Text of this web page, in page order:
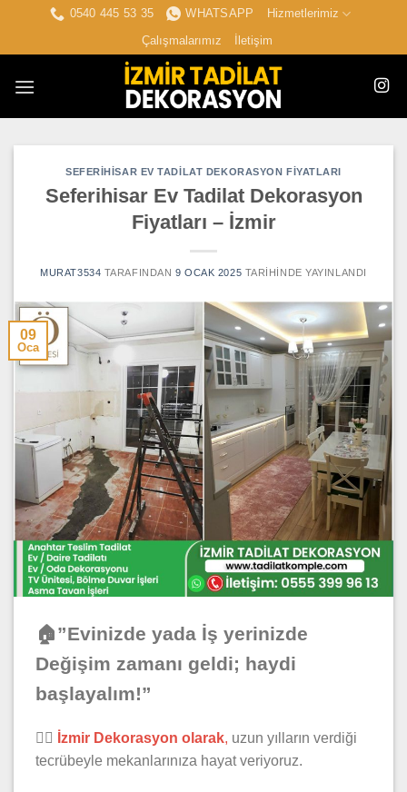
0540 445 53 35 WHATSAPP
Hizmetlerimiz
Çalışmalarımız
İletişim
SEFERIHISAR EV TADILAT DEKORASYON FIYATLARI
Seferihisar Ev Tadilat Dekorasyon
Fiyatları – İzmir
MURAT3534 TARAFINDAN 9 OCAK 2025 TARIHINDE YAYINLANDI
09
Oca
🏠”Evinizde yada İş yerinizde
Değişim zamanı geldi; haydi
başlayalım!”
👷‍♂️ İzmir Dekorasyon olarak, uzun yılların verdiği
tecrübeyle mekanlarınıza hayat veriyoruz.